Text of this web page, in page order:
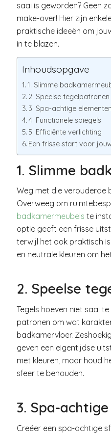
saai is geworden? Geen
make-over! Hier zijn
praktische ideeën om
in te blazen.
Inhoudsopgave
1. Slimme
2. Speelse tegelpatronen
3. Spa-achtige elementen
4. Functionele spiegels
5. Efficiënte verlichting
Een frisse start voor
1. Slimme
Weg met die verouderde
Overweeg om
badkamermeubels te
optie geeft een frisse
terwijl het ook praktisch
en neutrale kleuren om
2. Speelse
Tegels hoeven niet saai
patronen om wat
badkamervloer.
geven een eigentijdse
met kleuren, maar houd
sfeer te behouden.
3. Spa-
Creëer een spa-achtige